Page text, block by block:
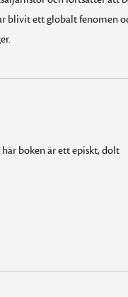
blivit ett globalt fenomen
boken är ett episkt, dolt